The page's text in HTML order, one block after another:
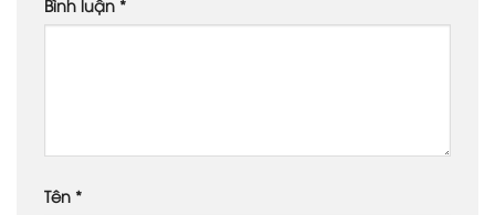
Bình luận *
Tên *